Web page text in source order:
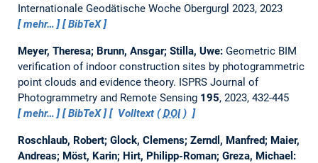
Internationale Geodätische Woche Obergurgl 2023, 2023
mehr…
BibTeX
Meyer, Theresa; Brunn, Ansgar; Stilla, Uwe: Geometric BIM
verification of indoor construction sites by photogrammetric
point clouds and evidence theory. ISPRS Journal of
Photogrammetry and Remote Sensing 195, 2023, 432-445
mehr…
BibTeX Volltext (DOI)
Roschlaub, Robert; Glock, Clemens; Zerndl, Manfred; Maier,
Andreas; Möst, Karin; Hirt, Philipp-Roman; Greza, Michael: